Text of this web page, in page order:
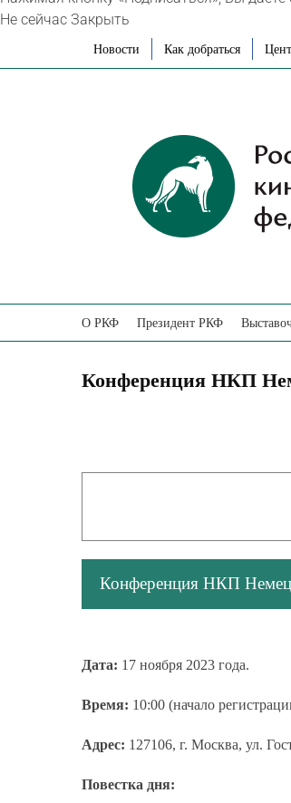
Не сейчас Закрыть
Новости Как добраться
О РКФ Президент РКФ
Конференция НКП
Конференция НКП
Дата: 17 ноября 2023 года.
Время: 10:00 (начало
Адрес: 127106, г. Москва, ул.
Повестка дня: